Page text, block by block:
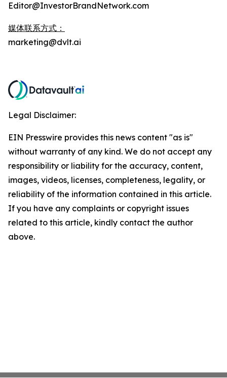
Editor@InvestorBrandNetwork.com
媒体联系方式：
marketing@dvlt.ai
Legal Disclaimer:
EIN Presswire provides this news content "as is"
without warranty of any kind. We do not accept any
responsibility or liability for the accuracy, content,
images, videos, licenses, completeness, legality, or
reliability of the information contained in this article.
If you have any complaints or copyright issues
related to this article, kindly contact the author
above.